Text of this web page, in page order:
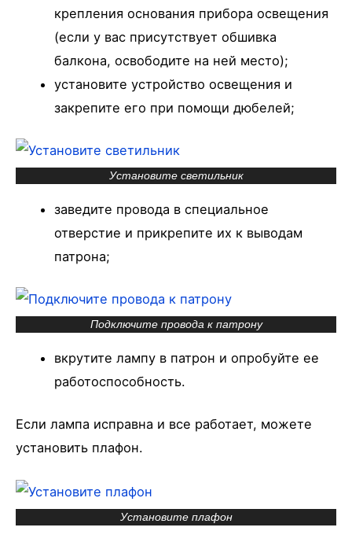
крепления основания прибора освещения
(если у вас присутствует обшивка
балкона, освободите на ней место);
установите устройство освещения и
закрепите его при помощи дюбелей;
Установите светильник
заведите провода в специальное
отверстие и прикрепите их к выводам
патрона;
Подключите провода к патрону
вкрутите лампу в патрон и опробуйте ее
работоспособность.
Если лампа исправна и все работает, можете
установить плафон.
Установите плафон